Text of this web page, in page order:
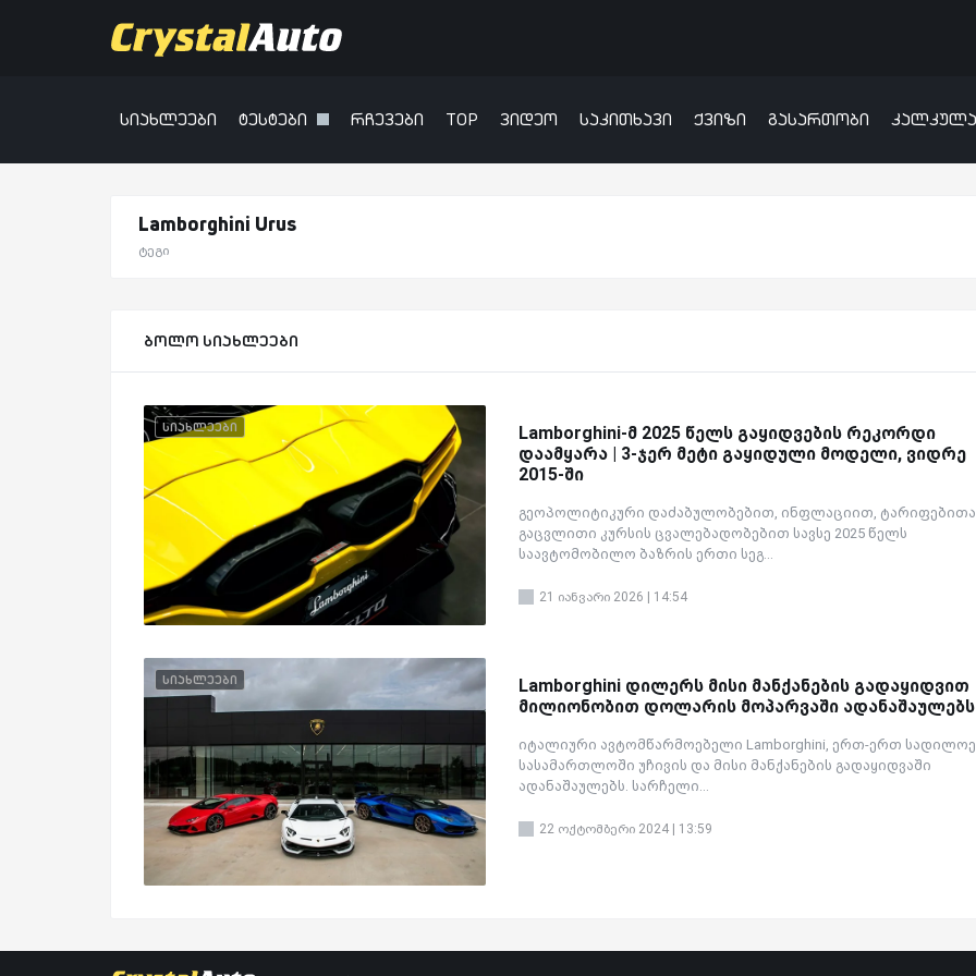
სიახლეები ტესტები რჩევები TOP ვიდეო საკითხავი ქვიზი გასართობი
Lamborghini Urus
ტეგი
ბოლო სიახლეები
სიახლეები
Lamborghini-მ 2025 წელს გაყიდვების რეკორდი
დაამყარა | 3-ჯერ მეტი გაყიდული მოდელი, ვიდრე
2015-ში
გეოპოლიტიკური დაძაბულობებით, ინფლაციით,
გაცვლითი კურსის ცვალებადობებით სავსე 2025 წელს
საავტომობილო ბაზრის ერთი სეგ...
21 იანვარი 2026 | 14:54
სიახლეები
Lamborghini დილერს მისი მანქანების გადაყიდვით
მილიონობით დოლარის მოპარვაში ადანაშაულებს
იტალიური ავტომწარმოებელი Lamborghini, ერთ-ერთ
სასამართლოში უჩივის და მისი მანქანების გადაყიდვაში
ადანაშაულებს. სარჩელი...
22 ოქტომბერი 2024 | 13:59